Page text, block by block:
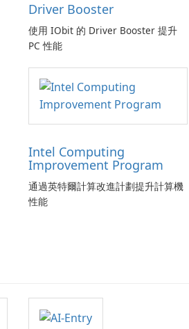
Driver Booster
使用 IObit 的 Driver Booster 提升
PC 性能
Intel Computing
Improvement Program
通過英特爾計算改進計劃提升計算機
性能